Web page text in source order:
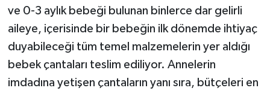
ve 0-3 aylık bebeği bulunan binlerce dar gelirli
aileye, içerisinde bir bebeğin ilk dönemde ihtiyaç
duyabileceği tüm temel malzemelerin yer aldığı
bebek çantaları teslim ediliyor. Annelerin
imdadına yetişen çantaların yanı sıra, bütçeleri en